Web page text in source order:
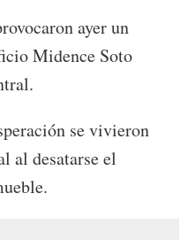
ayer un
Midence Soto
se vivieron
al desatarse el